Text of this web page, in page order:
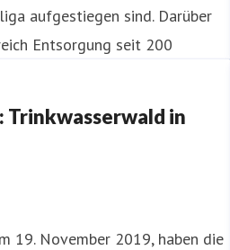
aufgestiegen sind. Darüber
Entsorgung seit 200
Trinkwasserwald in
19. November 2019, haben die